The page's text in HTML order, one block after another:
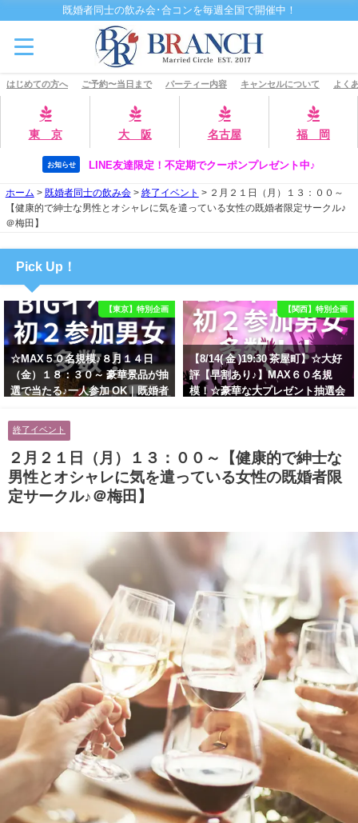
既婚者同士の飲み会･合コンを毎週全国で開催中！
はじめての方へ ご予約〜当日まで パーティー内容 キャンセルについて よく
東 京 大 阪 名古屋 福 岡
お知らせ LINE友達限定！不定期でクーポンプレゼント中♪
ホーム > 既婚者同士の飲み会> 終了イベント > ２月２１日（月）１３：００～
【健康的で紳士な男性とオシャレに気を遣っている女性の既婚者限定サークル♪
＠梅田】
Pick Up！
【東京】特別企画
☆MAX５０名規模♪８月１４日
（金）１８：３０～ 豪華景品が抽
選で当たる♪一人参加 OK｜既婚者
に余裕のある健康的なオシャレ男
性と美容好きで優しさのある大人
女性の既婚者限定ビッグパーティ
ー♪＠池袋】
【関西】特別企画
【8/14( 金 )19:30 茶屋町】☆大好
評【早割あり♪】MAX６０名規
模！☆豪華な大プレゼント抽選会
ティー♪＠茶屋町】
終了イベント
２月２１日（月）１３：００～【健康的で紳士な
男性とオシャレに気を遣っている女性の既婚者限
定サークル♪＠梅田】